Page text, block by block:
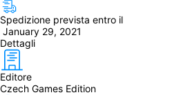
Spedizione prevista entro il
January 29, 2021
Dettagli
Editore
Czech Games Edition